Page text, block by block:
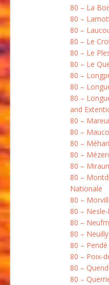
80 – La
80 –
80 –
80 – Le
80 – Le
80 – Le
80 –
80 –
80 –
and
80 –
80 –
80 –
80 –
80 –
80 –
Nationale
80 –
80 – Nesle-
80 –
80 –
80 – Pendé
80 – Poix-
80 – Quend
80 –